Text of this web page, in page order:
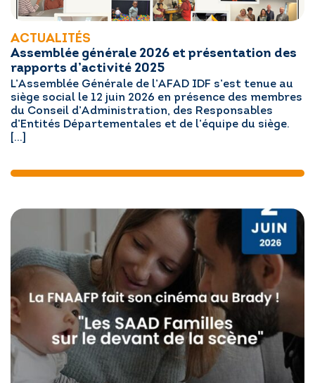
ACTUALITÉS
Assemblée générale 2026 et présentation des
rapports d’activité 2025
L’Assemblée Générale de l’AFAD IDF s’est tenue au
siège social le 12 juin 2026 en présence des membres
du Conseil d’Administration, des Responsables
d’Entités Départementales et de l’équipe du siège.
[…]